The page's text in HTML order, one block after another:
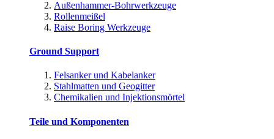
Außenhammer-Bohrwerkzeuge
Rollenmeißel
Raise Boring Werkzeuge
Ground Support
Felsanker und Kabelanker
Stahlmatten und Geogitter
Chemikalien und Injektionsmörtel
Teile und Komponenten